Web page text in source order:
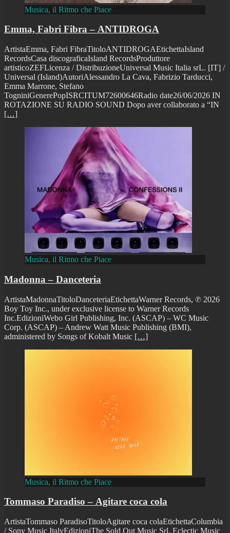
Musica, il Ritmo che Piace
Emma, Fabri Fibra – ANTIDROGA
ArtistaEmma, Fabri FibraTitoloANTIDROGAEtichettaIsland
RecordsCasa discograficaIsland RecordsProduttore
artisticoZEFLicenza / DistribuzioneUniversal Music Italia srL. [IT] /
Universal (Island)AutoriAlessandro La Cava, Fabrizio Tarducci,
Emma Marrone, Stefano
TogniniGenerePopISRCITUM72600646Radio date26/06/2026 IN
ROTAZIONE SU RADIO SOUND Dopo aver collaborato a “IN
[…]
Musica, il Ritmo che Piace
Madonna – Danceteria
ArtistaMadonnaTitoloDanceteriaEtichettaWarner Records, ℗ 2026
Boy Toy Inc., under exclusive license to Warner Records
Inc.EdizioniWebo Girl Publishing, Inc. (ASCAP) – WC Music
Corp. (ASCAP) – Andrew Watt Music Publishing (BMI),
administered by Songs of Kobalt Music […]
Musica, il Ritmo che Piace
Tommaso Paradiso – Agitare coca cola
ArtistaTommaso ParadisoTitoloAgitare coca colaEtichettaColumbia
/ Sony Music ItalyEdizioniThe Sold Out Music Srl, Eclectic Music